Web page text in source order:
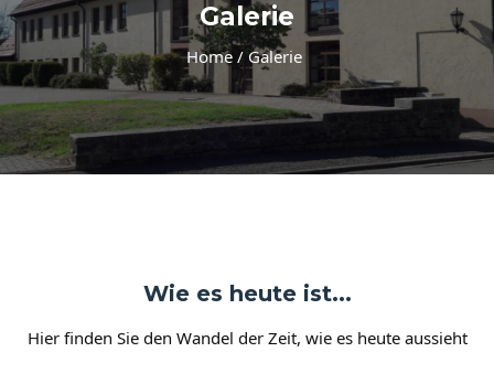
Galerie
Home / Galerie
Wie es heute ist...
Hier finden Sie den Wandel der Zeit, wie es heute aussieht